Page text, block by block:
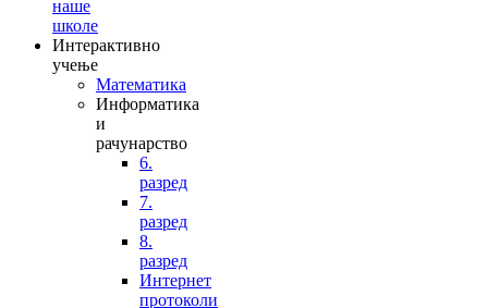
наше
школе
Интерактивно
учење
Математика
Информатика
и
рачунарство
6.
разред
7.
разред
8.
разред
Интернет
протоколи